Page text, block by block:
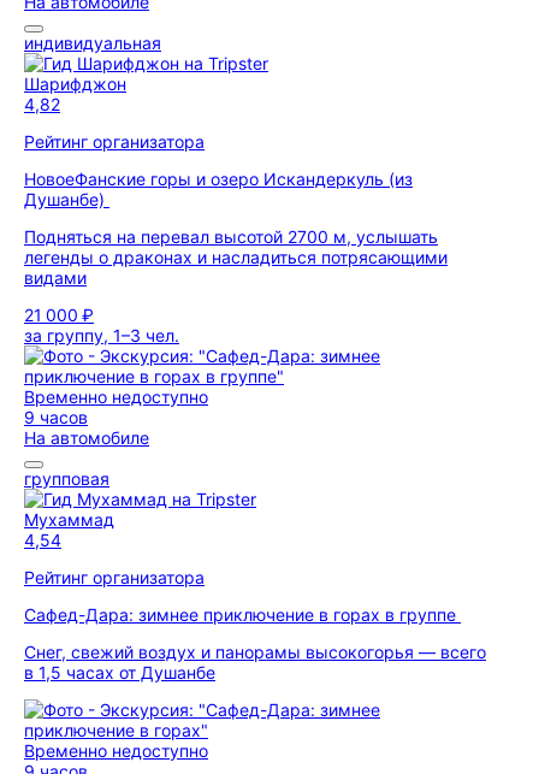
индивидуальная
Шарифджон
4,82
Рейтинг организатора
НовоеФанские горы и озеро Искандеркуль (из
Душанбе)
Подняться на перевал высотой 2700 м, услышать
легенды о драконах и насладиться потрясающими
видами
21 000 ₽
за группу, 1–3 чел.
Временно недоступно
9 часов
На автомобиле
групповая
Мухаммад
4,54
Рейтинг организатора
Сафед-Дара: зимнее приключение в горах в группе
Снег, свежий воздух и панорамы высокогорья — всего
в 1,5 часах от Душанбе
Временно недоступно